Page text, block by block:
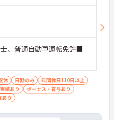
基準を上回る人員
るため、業務に
ースに合わせたサ
計で働きやすく、
きる環境が整って
、普通自動車運転免許■
休 日勤のみ
年間休日110日以上
績あり
ボーナス・賞与あり
あり